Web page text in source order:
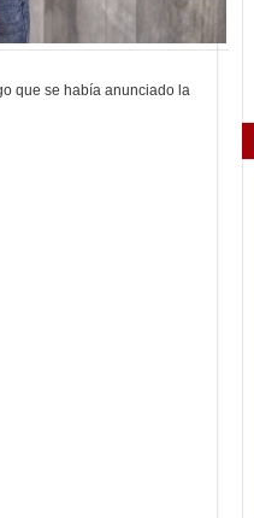
que se había anunciado la